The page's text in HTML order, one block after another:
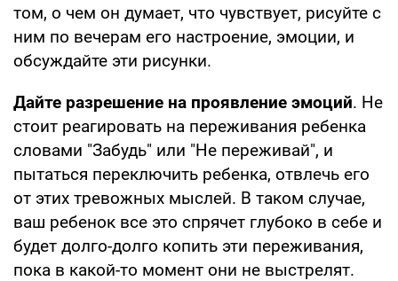
том, о чем он думает, что чувствует, рисуйте с
ним по вечерам его настроение, эмоции, и
обсуждайте эти рисунки.
Дайте разрешение на проявление эмоций. Не
стоит реагировать на переживания ребенка
словами "Забудь" или "Не переживай", и
пытаться переключить ребенка, отвлечь его
от этих тревожных мыслей. В таком случае,
ваш ребенок все это спрячет глубоко в себе и
будет долго-долго копить эти переживания,
пока в какой-то момент они не выстрелят.